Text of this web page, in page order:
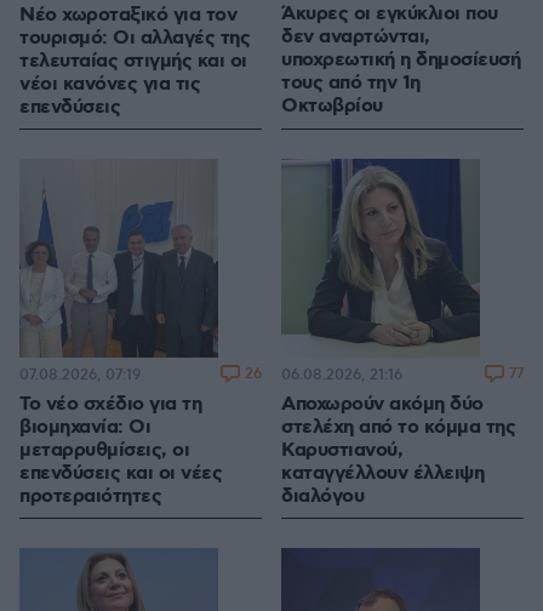
Νέο χωροταξικό για τον
τουρισμό: Οι αλλαγές της
τελευταίας στιγμής και οι
νέοι κανόνες για τις
επενδύσεις
Άκυρες οι εγκύκλιοι που
δεν αναρτώνται,
υποχρεωτική η δημοσίευσή
τους από την 1η
Οκτωβρίου
Το νέο σχέδιο για τη
βιομηχανία: Οι
μεταρρυθμίσεις, οι
επενδύσεις και οι νέες
προτεραιότητες
07.08.2026, 07:19 26
Αποχωρούν ακόμη δύο
στελέχη από το κόμμα της
Καρυστιανού,
καταγγέλλουν έλλειψη
διαλόγου
06.08.2026, 21:16 77